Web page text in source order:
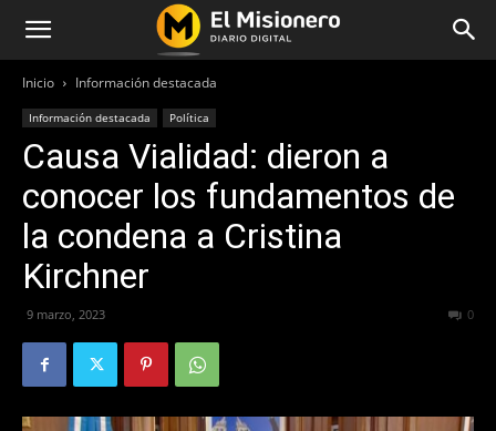
Inicio Información destacada
Información destacada Política
Causa Vialidad: dieron a
conocer los fundamentos de
la condena a Cristina
Kirchner
9 marzo, 2023 0